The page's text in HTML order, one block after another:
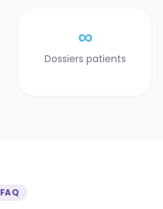
∞
Dossiers patients
FAQ